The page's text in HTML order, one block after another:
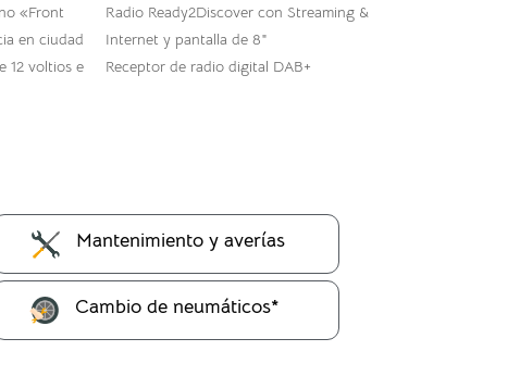
«Front
en ciudad
12 voltios e
Radio Ready2Discover con Streaming &
Internet y pantalla de 8″
Receptor de radio digital DAB+
Mantenimiento y averías
Cambio de neumáticos*